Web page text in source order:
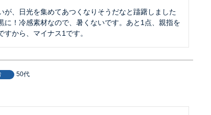
が、日光を集めてあつくなりそうだなと躊躇しました
に！冷感素材なので、暑くないです。あと1点、親指を
から、マイナス1です。
50代